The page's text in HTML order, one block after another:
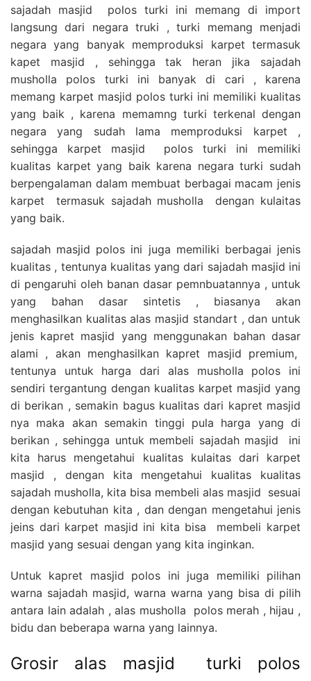
sajadah masjid polos turki ini memang di import
langsung dari negara truki , turki memang menjadi
negara yang banyak memproduksi karpet termasuk
kapet masjid , sehingga tak heran jika sajadah
musholla polos turki ini banyak di cari , karena
memang karpet masjid polos turki ini memiliki kualitas
yang baik , karena memamng turki terkenal dengan
negara yang sudah lama memproduksi karpet ,
sehingga karpet masjid polos turki ini memiliki
kualitas karpet yang baik karena negara turki sudah
berpengalaman dalam membuat berbagai macam jenis
karpet termasuk sajadah musholla dengan kulaitas
yang baik.
sajadah masjid polos ini juga memiliki berbagai jenis
kualitas , tentunya kualitas yang dari sajadah masjid ini
di pengaruhi oleh banan dasar pemnbuatannya , untuk
yang bahan dasar sintetis , biasanya akan
menghasilkan kualitas alas masjid standart , dan untuk
jenis kapret masjid yang menggunakan bahan dasar
alami , akan menghasilkan kapret masjid premium,
tentunya untuk harga dari alas musholla polos ini
sendiri tergantung dengan kualitas karpet masjid yang
di berikan , semakin bagus kualitas dari kapret masjid
nya maka akan semakin tinggi pula harga yang di
berikan , sehingga untuk membeli sajadah masjid ini
kita harus mengetahui kualitas kulaitas dari karpet
masjid , dengan kita mengetahui kualitas kualitas
sajadah musholla, kita bisa membeli alas masjid sesuai
dengan kebutuhan kita , dan dengan mengetahui jenis
jeins dari karpet masjid ini kita bisa membeli karpet
masjid yang sesuai dengan yang kita inginkan.
Untuk kapret masjid polos ini juga memiliki pilihan
warna sajadah masjid, warna warna yang bisa di pilih
antara lain adalah , alas musholla polos merah , hijau ,
bidu dan beberapa warna yang lainnya.
Grosir alas masjid turki polos